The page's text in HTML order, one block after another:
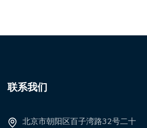
联系我们
北京市朝阳区百子湾路32号二十